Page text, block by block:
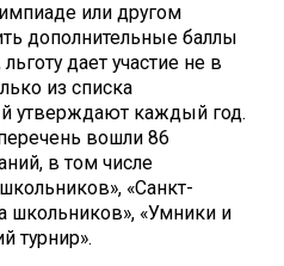
или другом
дополнительные баллы
дает участие не в
из списка
утверждают каждый год.
вошли 86
в том числе
«Санкт-
школьников», «Умники и
турнир».